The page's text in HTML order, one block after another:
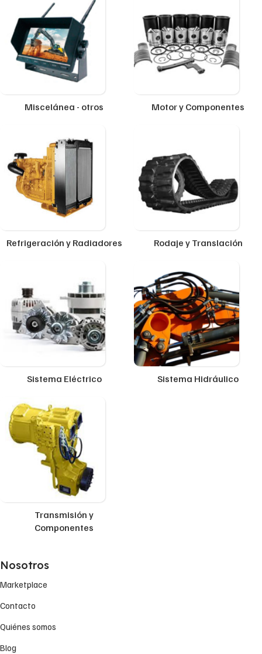
Miscelánea - otros Motor y Componentes
Refrigeración y Radiadores Rodaje y Translación
Sistema Eléctrico Sistema Hidráulico
Transmisión y
Componentes
Nosotros
Marketplace
Contacto
Quiénes somos
Blog